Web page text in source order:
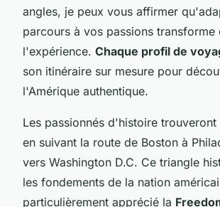
angles, je peux vous affirmer
parcours à vos passions transforme
l'expérience. Chaque profil de
son itinéraire sur mesure pour
l'Amérique authentique.
Les passionnés d'histoire
en suivant la route de Boston à
vers Washington D.C. Ce triangle
les fondements de la nation
particulièrement apprécié la